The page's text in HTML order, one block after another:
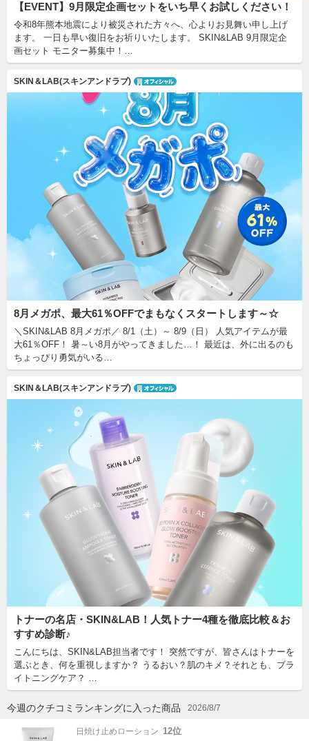
【EVENT】9月限定企画セットをいち早くお試しください！
令和8年熊本地震により被災された方々へ、心よりお見舞い申し上げ
ます。 一日も早い復旧をお祈りいたします。 SKIN&LAB 9月限定企
画セット モニター募集中！…
SKIN＆LAB(スキンアンドラブ)
8月メガポ、最大61％OFFでまもなくスタートします～☆
＼SKIN&LAB 8月メガポ／ 8/1（土）～ 8/9（日） 人気アイテムが最
大61％OFF！ 暑～い8月がやってきました…！ 最近は、外に出るのも
ちょっぴり勇気がいる…
SKIN＆LAB(スキンアンドラブ)
トナーの名店・SKIN&LAB！人気トナー4種を徹底比較＆お
すすめ診断♪
こんにちは、SKIN&LAB担当者です！ 突然ですが、皆さんはトナーを
選ぶとき、何を重視しますか？ うるおい？肌のキメ？それとも、ブラ
イトニングケア？ …
今週のクチコミランキングに入った商品 2026/8/7
日焼け止めローション 12位